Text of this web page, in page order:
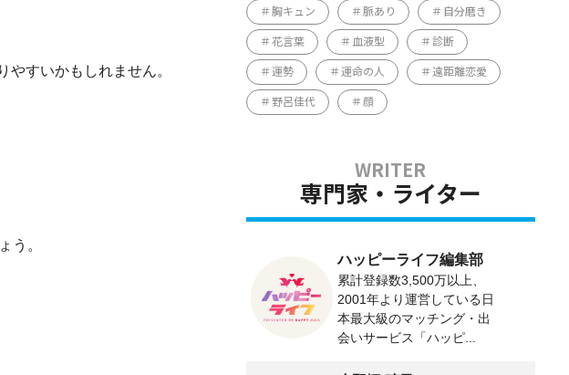
すいかもしれません。
う。
胸キュン 脈あり 自分磨き
花言葉 血液型 診断
運勢 運命の人 遠距離恋愛
野呂佳代 顔
専門家・ライター
ハッピーライフ編集部
累計登録数3,500万以上、
2001年より運営している日
本最大級のマッチング・出
会いサービス「ハッピ...